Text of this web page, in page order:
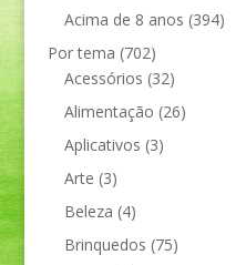
Acima de 8 anos (394)
Por tema (702)
Acessórios (32)
Alimentação (26)
Aplicativos (3)
Arte (3)
Beleza (4)
Brinquedos (75)